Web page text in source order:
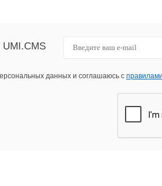
UMI.CMS
данных и соглашаюсь с